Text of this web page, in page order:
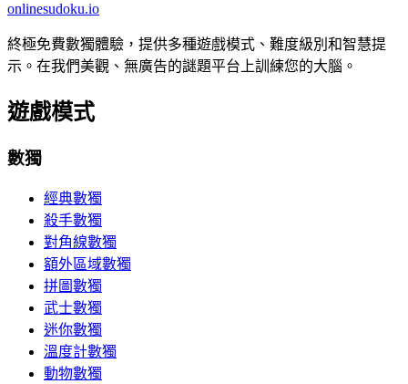
onlinesudoku.io
終極免費數獨體驗，提供多種遊戲模式、難度級別和智慧提
示。在我們美觀、無廣告的謎題平台上訓練您的大腦。
遊戲模式
數獨
經典數獨
殺手數獨
對角線數獨
額外區域數獨
拼圖數獨
武士數獨
迷你數獨
溫度計數獨
動物數獨